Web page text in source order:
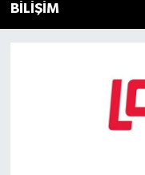
BİLİŞİM
ETKİNLİK
HABERLER